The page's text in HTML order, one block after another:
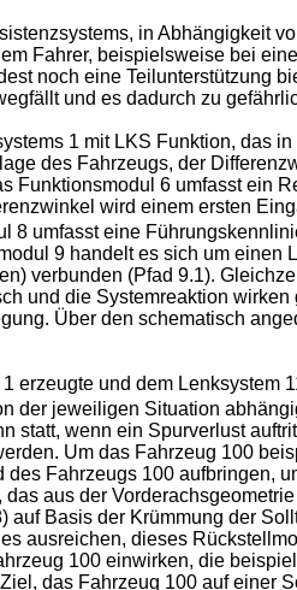
in Abhängigkeit
Fahrer, beispielsweise bei
noch eine Teilunterstützung
und es dadurch zu
1 mit LKS Funktion, das
des Fahrzeugs, der
Funktionsmodul 6 umfasst ein
wird einem ersten
8 umfasst eine
9 handelt es sich um
verbunden (Pfad 9.1).
und die Systemreaktion
Über den schematisch
erzeugte und dem Lenksystem
der jeweiligen Situation
statt, wenn ein Spurverlust
Um das Fahrzeug 100
Fahrzeugs 100 aufbringen,
aus der
Basis der Krümmung der
ausreichen, dieses
100 einwirken, die
das Fahrzeug 100 auf einer